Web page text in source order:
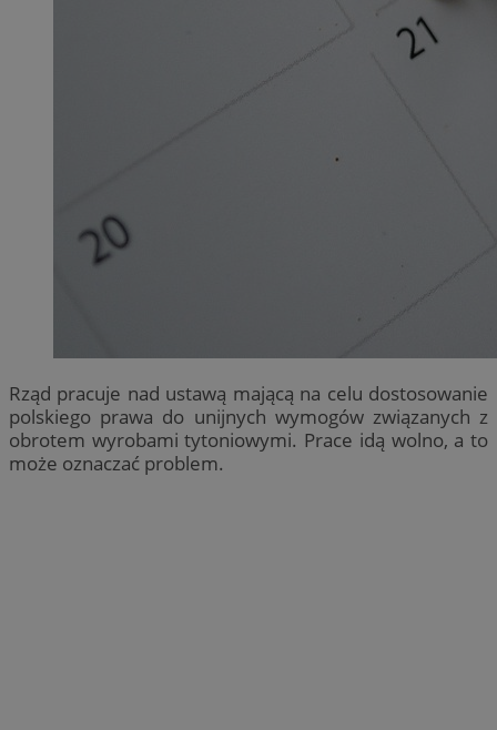
Rząd pracuje nad ustawą mającą na celu dostosowanie
polskiego prawa do unijnych wymogów związanych z
obrotem wyrobami tytoniowymi. Prace idą wolno, a to
może oznaczać problem.